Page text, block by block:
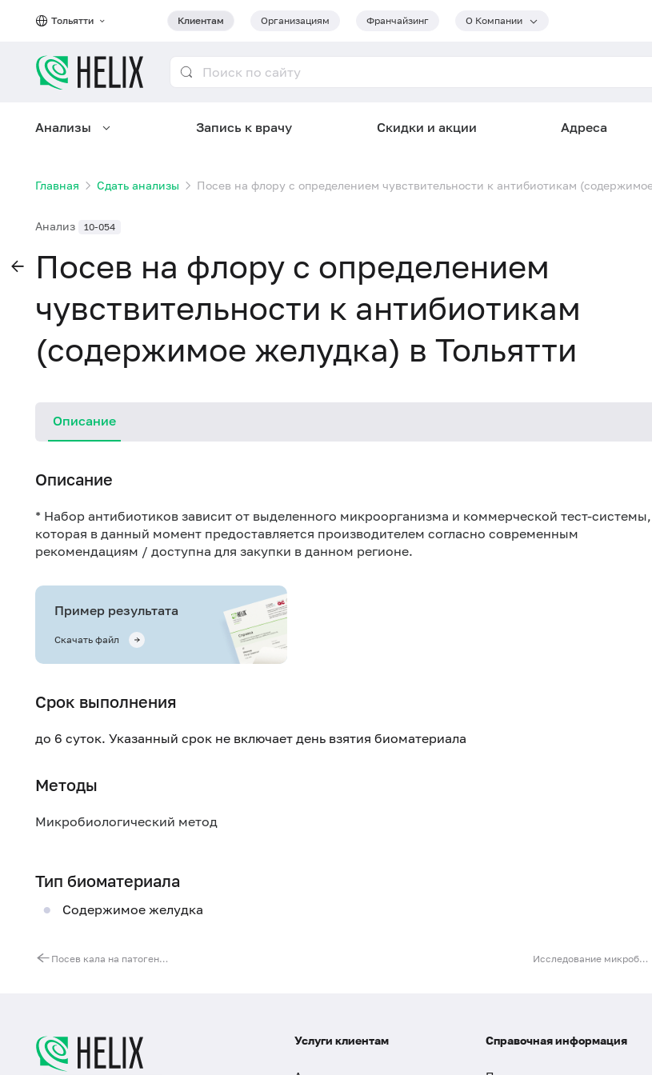
Тольятти Клиентам Организациям Франчайзинг О Компании
Анализы Запись к врачу Скидки и акции Адреса
Главная Сдать анализы Посев на флору с определением чувствительности к антибиотикам
Анализ 10-054
Посев на флору с определением
чувствительности к антибиотикам
(содержимое желудка) в Тольятти
Описание
Описание
* Набор антибиотиков зависит от выделенного микроорганизма и коммерческой тест-системы,
которая в данный момент предоставляется производителем согласно современным
рекомендациям / доступна для закупки в данном регионе.
Пример результата
Скачать файл
Срок выполнения
до 6 суток. Указанный срок не включает день взятия биоматериала
Методы
Микробиологический метод
Тип биоматериала
Содержимое желудка
Посев кала на патогенные эшерихии Исследование микробиоценоза влагалища с определением чувствительности к антибиотикам
Услуги клиентам Справочная информация